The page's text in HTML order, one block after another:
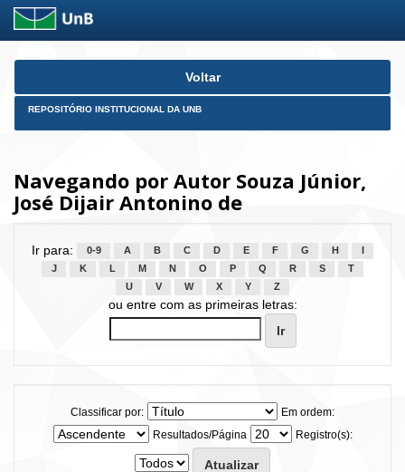
Skip
Voltar
REPOSITÓRIO INSTITUCIONAL DA UNB
Navegando por Autor Souza Júnior,
José Dijair Antonino de
Ir para: 0-9 A B C D E F G H
J
K L M N O P Q R S
T
U
V W X Y Z
ou entre com as primeiras letras:
Classificar por:
Em ordem:
Resultados/Página
Registro(s):